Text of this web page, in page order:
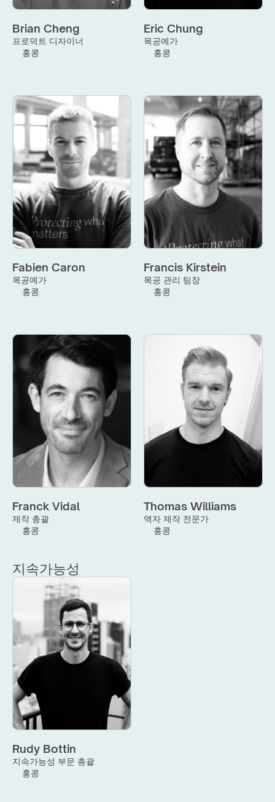
Brian Cheng
프로덕트 디자이너
홍콩
Eric Chung
목공예가
홍콩
Fabien Caron
목공예가
홍콩
Francis Kirstein
목공 관리 팀장
홍콩
Franck Vidal
제작 총괄
홍콩
Thomas Williams
액자 제작 전문가
홍콩
지속가능성
Rudy Bottin
지속가능성 부문 총괄
홍콩